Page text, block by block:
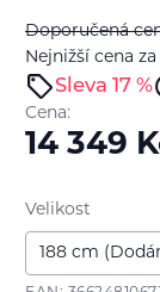
Doporučená
Nejnižší cena
Sleva 17 %
Cena:
14 349
Velikost